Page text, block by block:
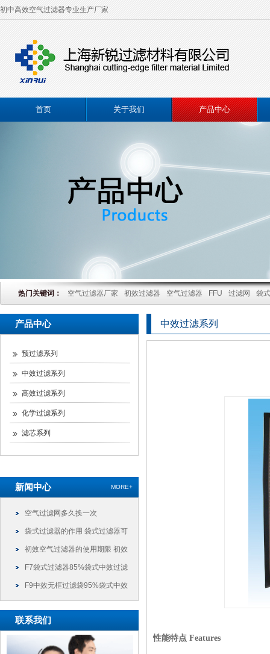
初中高效空气过滤器专业生产厂家
首页 关于我们 产品中心
热门关键词： 空气过滤器厂家 初效过滤器 空气过滤器 FFU 过滤网 袋
产品中心
预过滤系列
中效过滤系列
高效过滤系列
化学过滤系列
滤芯系列
新闻中心 MORE+
空气过滤网多久换一次
袋式过滤器的作用 袋式过滤器可
以干什么
初效空气过滤器的使用期限 初效
过滤器可以使用多久
F7袋式过滤器85%袋式中效过滤
袋
F9中效无框过滤袋95%袋式中效
过滤袋
联系我们
中效过滤系列
性能特点 Features